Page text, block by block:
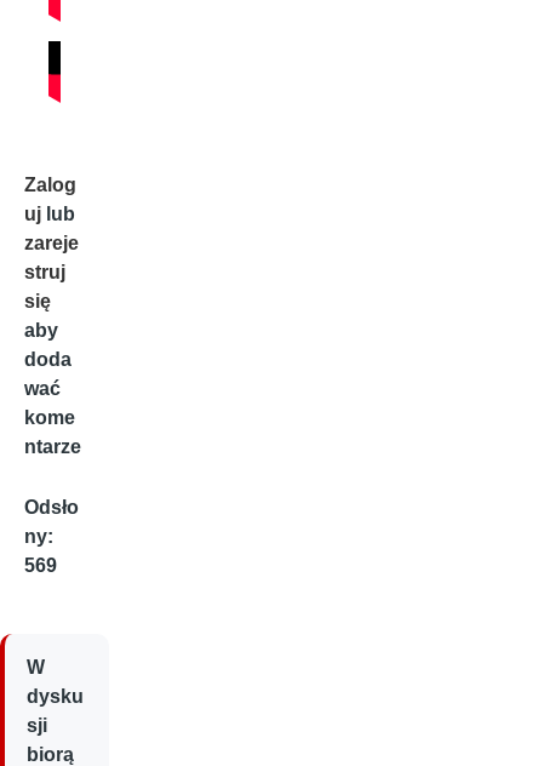
Zalog
uj lub
zareje
struj
się
aby
doda
wać
kome
ntarze
Odsło
ny:
569
W
dysku
sji
biorą